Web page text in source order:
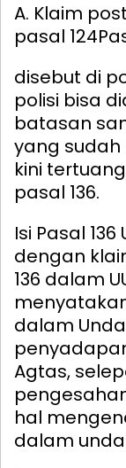
A. Klaim
pasal 124
disebut di
polisi bisa
batasan
yang sudah
kini
pasal 136.
Isi Pasal
dengan
136 dalam
dalam
Agtas,
hal
dalam